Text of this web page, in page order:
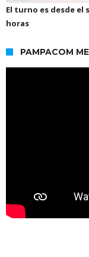
El turno es desde el
horas
PAMPACOM